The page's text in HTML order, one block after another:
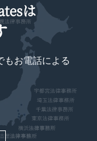
は
もお電話による